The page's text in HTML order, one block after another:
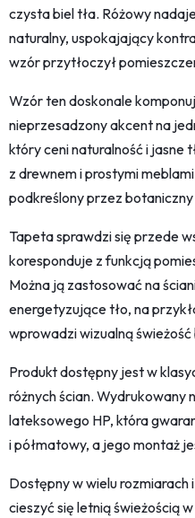
czysta biel tła. Różowy
naturalny, uspokajający
wzór przytłoczył
Wzór ten doskonale
nieprzesadzony akcent na
który ceni naturalność i jasne
z drewnem i prostymi
podkreślony przez
Tapeta sprawdzi się przede
koresponduje z funkcją
Można ją zastosować na
energetyzujące tło, na
wprowadzi wizualną
Produkt dostępny jest w
różnych ścian. Wydrukowany
lateksowego HP, która
i półmatowy, a jego montaż
Dostępny w wielu
cieszyć się letnią świeżością